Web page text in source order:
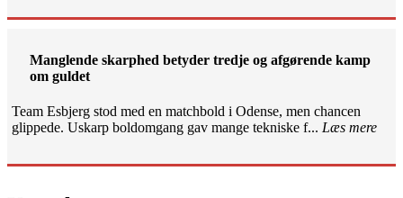
Manglende skarphed betyder tredje og afgørende kamp
om guldet
Team Esbjerg stod med en matchbold i Odense, men chancen
glippede. Uskarp boldomgang gav mange tekniske f... Læs mere